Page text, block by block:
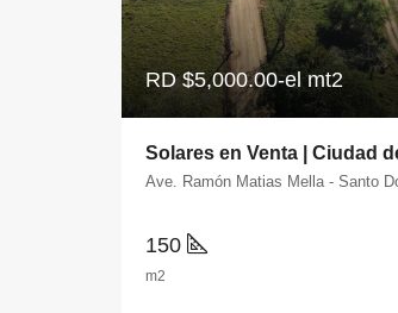
RD$5,000.00-el mt2
Ave. Ramón Matias Mella - Santo
150
m2